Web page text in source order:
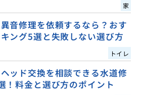
家
音修理を依頼するなら？おす
ング5選と失敗しない選び方
トイレ
ッド交換を相談できる水道修
！料金と選び方のポイント